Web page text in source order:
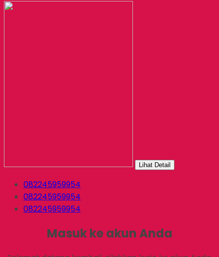
Lihat Detail
082245959954
082245959954
082245959954
Masuk ke akun Anda